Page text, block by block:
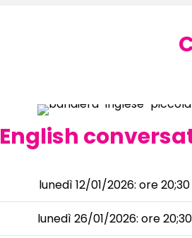
English
lunedì 12/01/2026: ore 20;30
lunedì 26/01/2026: ore 20;30